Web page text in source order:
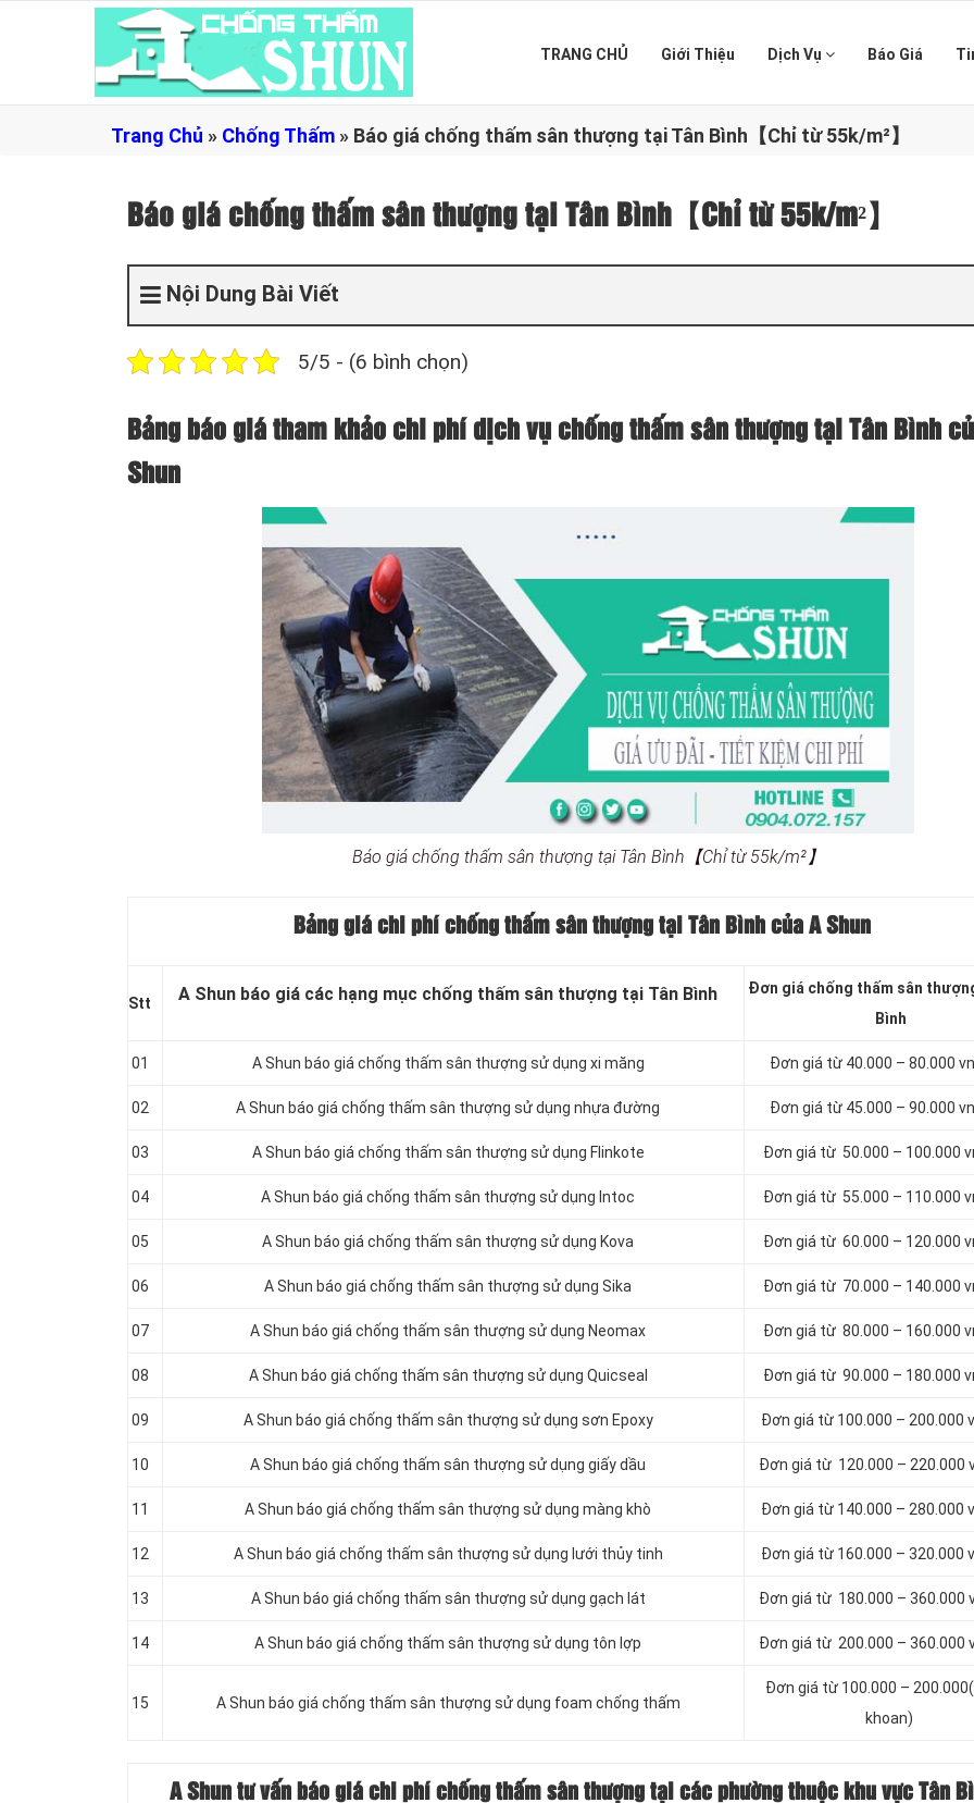
TRANG CHỦ Giới Thiệu Dịch Vụ Báo Giá
Trang Chủ » Chống Thấm » Báo giá chống thấm sân thượng tại Tân Bình【Chỉ từ 55k/m²】
Báo giá chống thấm sân thượng tại Tân Bình【Chỉ từ 55k/m²】
Nội Dung Bài Viết
5/5 - (6 bình chọn)
Bảng báo giá tham khảo chi phí dịch vụ chống thấm sân thượng tại Tân Bình
Shun
Báo giá chống thấm sân thượng tại Tân Bình【Chỉ từ 55k/m²】
Bảng giá chi phí chống thấm sân thượng tại Tân Bình của A Shun
Stt A Shun báo giá các hạng mục chống thấm sân thượng tại Tân Bình
Đơn giá chống thấm sân
Bình
01 A Shun báo giá chống thấm sân thượng sử dụng xi măng Đơn giá từ 40.000 – 80.000
02 A Shun báo giá chống thấm sân thượng sử dụng nhựa đường Đơn giá từ 45.000 – 90.000
03 A Shun báo giá chống thấm sân thượng sử dụng Flinkote Đơn giá từ 50.000 – 100.000
04 A Shun báo giá chống thấm sân thượng sử dụng Intoc Đơn giá từ 55.000 – 110.000
05 A Shun báo giá chống thấm sân thượng sử dụng Kova Đơn giá từ 60.000 – 120.000
06 A Shun báo giá chống thấm sân thượng sử dụng Sika Đơn giá từ 70.000 – 140.000
07 A Shun báo giá chống thấm sân thượng sử dụng Neomax Đơn giá từ 80.000 – 160.000
08 A Shun báo giá chống thấm sân thượng sử dụng Quicseal Đơn giá từ 90.000 – 180.000
09 A Shun báo giá chống thấm sân thượng sử dụng sơn Epoxy Đơn giá từ 100.000 – 200.000
10 A Shun báo giá chống thấm sân thượng sử dụng giấy dầu Đơn giá từ 120.000 – 220.000
11 A Shun báo giá chống thấm sân thượng sử dụng màng khò Đơn giá từ 140.000 – 280.000
12 A Shun báo giá chống thấm sân thượng sử dụng lưới thủy tinh Đơn giá từ 160.000 – 320.000
13 A Shun báo giá chống thấm sân thượng sử dụng gạch lát Đơn giá từ 180.000 – 360.000
14 A Shun báo giá chống thấm sân thượng sử dụng tôn lợp Đơn giá từ 200.000 – 360.000
15 A Shun báo giá chống thấm sân thượng sử dụng foam chống thấm
Đơn giá từ 100.000 –
khoan)
A Shun tư vấn báo giá chi phí chống thấm sân thượng tại các phường thuộc khu vực Tân